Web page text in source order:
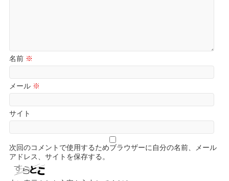
名前 ※
メール ※
サイト
次回のコメントで使用するためブラウザーに自分の名前、メール
アドレス、サイトを保存する。